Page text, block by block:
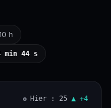
h
min 43 s
Hier : 25 ▲ +4